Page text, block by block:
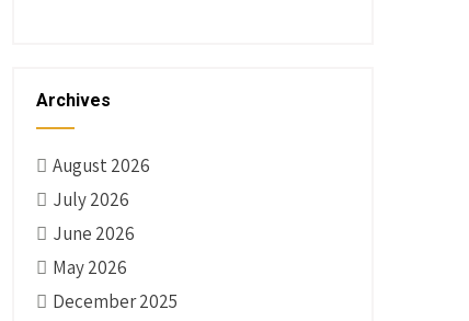
Archives
August 2026
July 2026
June 2026
May 2026
December 2025